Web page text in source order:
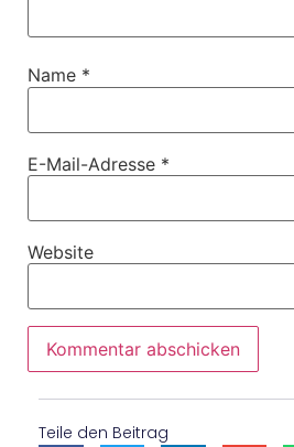
Name *
E-Mail-Adresse *
Website
Teile den Beitrag